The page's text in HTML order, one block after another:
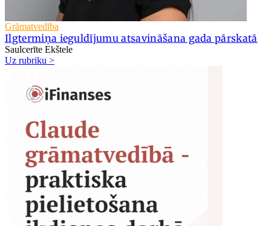
Grāmatvedība
Ilgtermiņa ieguldījumu atsavināšana gada pārskatā
Saulcerīte Ekštele
Uz rubriku >